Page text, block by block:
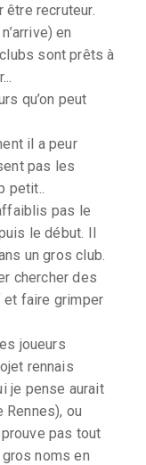
être recruteur.
en
sont prêts à
qu’on peut
il a peur
pas les
petit..
pas le
le début. Il
un gros club.
chercher des
faire grimper
joueurs
rennais
je pense aurait
ou
pas tout
noms en